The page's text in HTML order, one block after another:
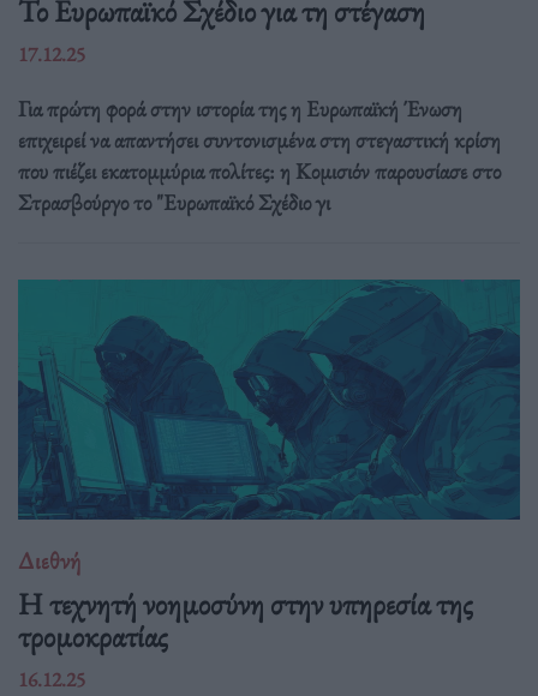
Το Ευρωπαϊκό Σχέδιο για τη στέγαση
17.12.25
Για πρώτη φορά στην ιστορία της η Ευρωπαϊκή Ένωση
επιχειρεί να απαντήσει συντονισμένα στη στεγαστική κρίση
που πιέζει εκατομμύρια πολίτες: η Κομισιόν παρουσίασε στο
Στρασβούργο το "Ευρωπαϊκό Σχέδιο γι
Διεθνή
Η τεχνητή νοημοσύνη στην υπηρεσία της
τρομοκρατίας
16.12.25